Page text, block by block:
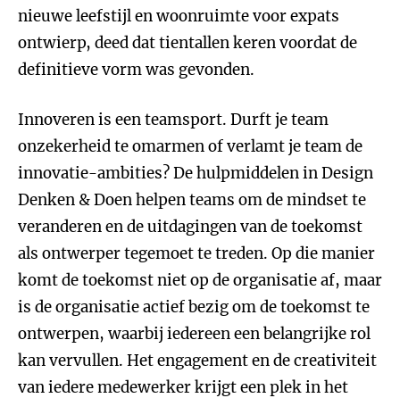
nieuwe leefstijl en woonruimte voor expats
ontwierp, deed dat tientallen keren voordat de
definitieve vorm was gevonden.
Innoveren is een teamsport. Durft je team
onzekerheid te omarmen of verlamt je team de
innovatie-ambities? De hulpmiddelen in Design
Denken & Doen helpen teams om de mindset te
veranderen en de uitdagingen van de toekomst
als ontwerper tegemoet te treden. Op die manier
komt de toekomst niet op de organisatie af, maar
is de organisatie actief bezig om de toekomst te
ontwerpen, waarbij iedereen een belangrijke rol
kan vervullen. Het engagement en de creativiteit
van iedere medewerker krijgt een plek in het